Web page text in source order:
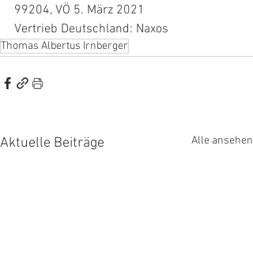
99204, VÖ 5. März 2021
Vertrieb Deutschland: Naxos
Thomas Albertus Irnberger
Aktuelle Beiträge Alle ansehen